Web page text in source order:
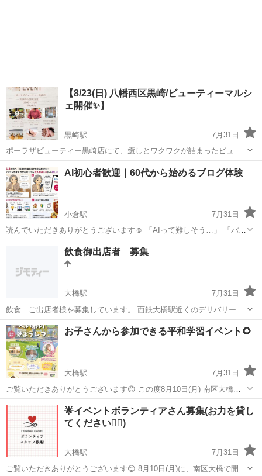
【8/23(日) 八幡西区黒崎/ビューティーマルシ
ェ開催✨】
黒崎駅
7月31日
ポーラザビューティー黒崎店にて、癒しとワクワクが詰まったビュー
ティーイベントに出店します♪ 今回は、トルコから直輸入した色鮮や
かなガラスを使った 「トルコランプワークショップ」を開催🕌✨ いつ
もとは違う空間で、...
福岡 北九州市 黒崎駅 ワークショップ ビューティー
AI初心者歓迎｜60代から始めるブログ体験
小倉駅
7月31日
読んでいただきありがとうございます☺️ 「AIって難しそう…」 「パソ
コンが苦手だけど興味がある」 「スマホしか使えないけど大丈夫？」
そんな方のための、初心者向けAIブログ体験会です。 最近話題のAIを
使って、アメブ...
北九州市 小倉駅 ワークショップ
飲食御出店者 募集
大橋駅
7月31日
飲食 ご出店者様を募集しています。 西鉄大橋駅近くのデリバリー登
録店です。 デリバリー＋お店の販売で飲食物を販売される方を募集し
ています。 よろしくお願いします。
福岡 福岡市 大橋駅 ワークショップ 明治屋
お子さんから参加できる平和学習イベント🌻
大橋駅
7月31日
ご覧いただきありがとうございます😊 この度8月10日(月) 南区大橋に
て、お子さまから参加ができる平和学習イベントを開催いたします！
かたいイベントではなく、 みんなで「平和に過ごせるありがたさ」
「あたり前になっている日...
福岡 福岡市 大橋駅 ワークショップ 会場
🌟イベントボランティアさん募集(お力を貸し
てください🙇‍♀️)
大橋駅
7月31日
ご覧いただきありがとうございます😊 8月10日(月)に、南区大橋で開催